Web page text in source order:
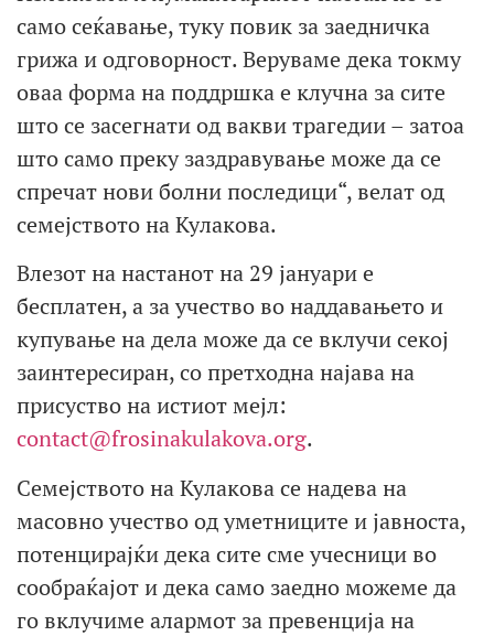
само сеќавање, туку повик за заедничка
грижа и одговорност. Веруваме дека токму
оваа форма на поддршка е клучна за сите
што се засегнати од вакви трагедии – затоа
што само преку заздравување може да се
спречат нови болни последици“, велат од
семејството на Кулакова.
Влезот на настанот на 29 јануари е
бесплатен, а за учество во наддавањето и
купување на дела може да се вклучи секој
заинтересиран, со претходна најава на
присуство на истиот мејл:
contact@frosinakulakova.org.
Семејството на Кулакова се надева на
масовно учество од уметниците и јавноста,
потенцирајќи дека сите сме учесници во
сообраќајот и дека само заедно можеме да
го вклучиме алармот за превенција на